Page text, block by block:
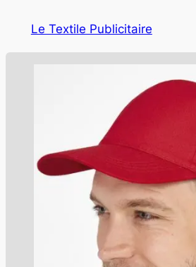
Le Textile Publicitaire